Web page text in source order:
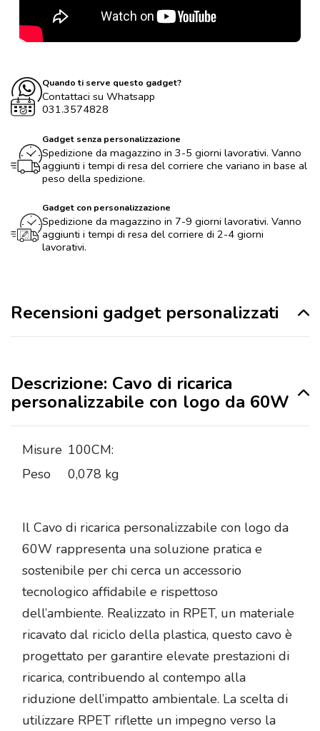
Quando ti serve questo gadget?
Contattaci su Whatsapp
031.3574828
Gadget senza personalizzazione
Spedizione da magazzino in 3-5 giorni lavorativi. Vanno
aggiunti i tempi di resa del corriere che variano in base al
peso della spedizione.
Gadget con personalizzazione
Spedizione da magazzino in 7-9 giorni lavorativi. Vanno
aggiunti i tempi di resa del corriere di 2-4 giorni
lavorativi.
Recensioni gadget personalizzati
Descrizione: Cavo di ricarica
personalizzabile con logo da 60W
Misure 100CM:
Peso
0,078 kg
Il Cavo di ricarica personalizzabile con logo da
60W rappresenta una soluzione pratica e
sostenibile per chi cerca un accessorio
tecnologico affidabile e rispettoso
dell’ambiente. Realizzato in RPET, un materiale
ricavato dal riciclo della plastica, questo cavo è
progettato per garantire elevate prestazioni di
ricarica, contribuendo al contempo alla
riduzione dell’impatto ambientale. La scelta di
utilizzare RPET riflette un impegno verso la